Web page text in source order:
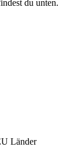
du unten.
Länder